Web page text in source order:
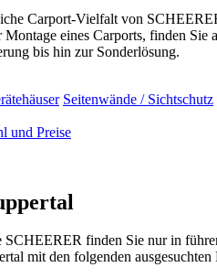
Carport-Vielfalt von
eines Carports, finden
bis hin zur Sonderlösung.
Seitenwände / Sichtschutz
und Preise
SCHEERER finden Sie nur in
mit den folgenden ausgesuchten